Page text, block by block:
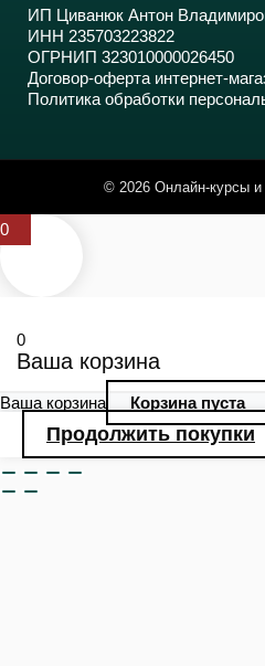
ИП Циванюк Антон
ИНН 235703223822
ОГРНИП 323010000026450
Договор-оферта интернет-
Политика обработки
© 2026 Онлайн-курсы
0
0
Ваша корзина
Ваша корзина Корзина пуста
Продолжить покупки